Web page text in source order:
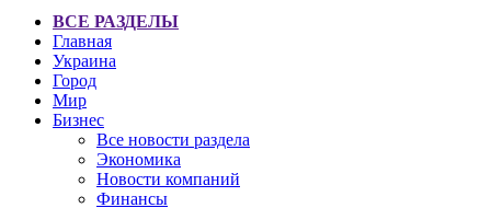
ВСЕ РАЗДЕЛЫ
Главная
Украина
Город
Мир
Бизнес
Все новости раздела
Экономика
Новости компаний
Финансы